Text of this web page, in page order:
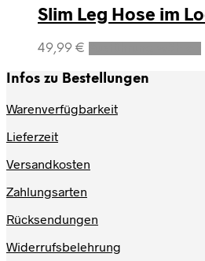
Slim Leg Hose im
49,99 €
Infos zu Bestellungen
Warenverfügbarkeit
Lieferzeit
Versandkosten
Zahlungsarten
Rücksendungen
Widerrufsbelehrung